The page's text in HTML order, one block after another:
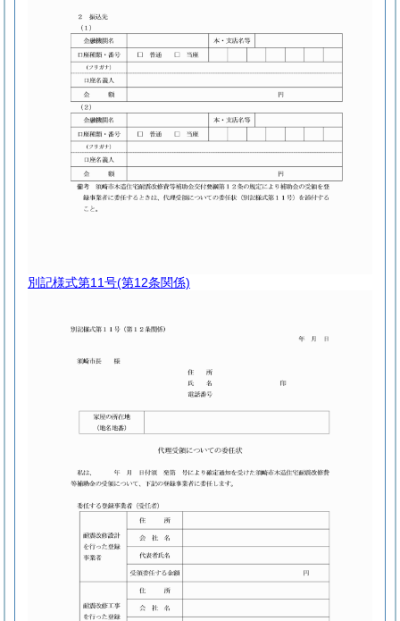
別記様式第11号(第12条関係)